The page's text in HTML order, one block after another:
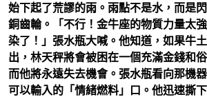
始下起了荒謬的雨。雨點不是水，而是
銅齒輪。「不行！金牛座的物質力量太
染了！」張水瓶大喊。他知道，如果牛
出，林天秤將會被困在一個充滿金錢和
而他將永遠失去機會。張水瓶看向那機
可以輸入的「情緒燃料」口。他迅速撕